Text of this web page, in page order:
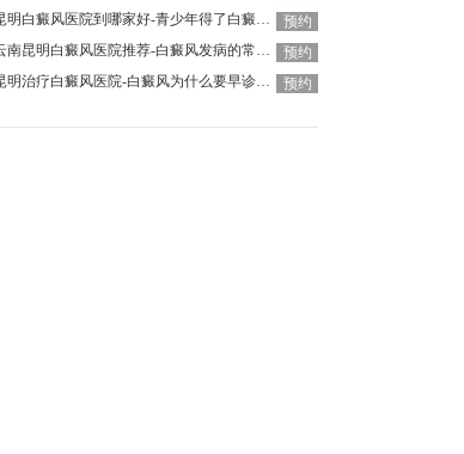
昆明白癜风医院到哪家好-青少年得了白癜风该怎么科学治疗呢
预约
云南昆明白癜风医院推荐-白癜风发病的常见诱因是什么
预约
昆明治疗白癜风医院-白癜风为什么要早诊早治 预约